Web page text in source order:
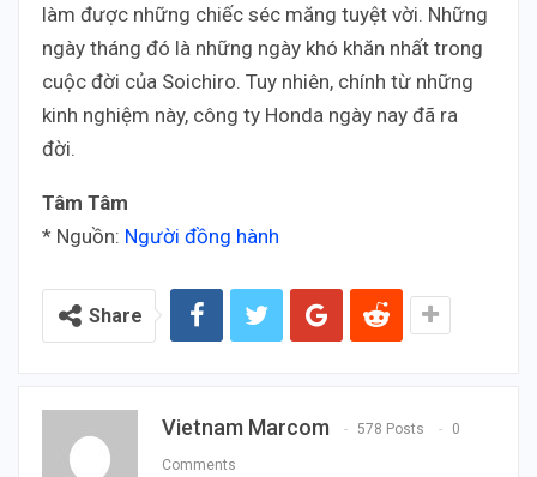
làm được những chiếc séc măng tuyệt vời. Những
ngày tháng đó là những ngày khó khăn nhất trong
cuộc đời của Soichiro. Tuy nhiên, chính từ những
kinh nghiệm này, công ty Honda ngày nay đã ra
đời.
Tâm Tâm
* Nguồn: Người đồng hành
Share
Vietnam Marcom 578 Posts 0
Comments